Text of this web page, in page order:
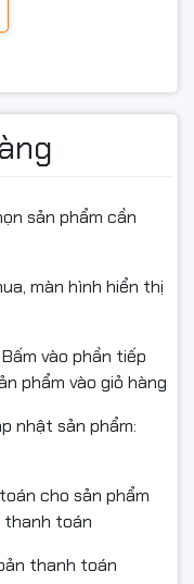
nhanh chóng và
sản phẩm cần
màn hình hiển thị
vào phần tiếp
phẩm vào giỏ hàng
nhật sản phẩm:
cho sản phẩm
thanh toán
thanh toán